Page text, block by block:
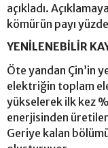
açıkladı.
kömürün payı
YENİLENEBİLİR
Öte yandan Çin’in
elektriğin toplam
yükselerek ilk kez
enerjisinden
Geriye kalan